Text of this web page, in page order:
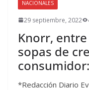
NACIONALES
29 septiembre, 2022
Knorr,
sopas de
*Redacción Diario